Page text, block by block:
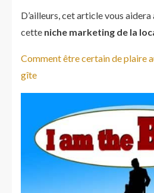
D’ailleurs, cet article vous
cette niche marketing de la
Comment être certain de plaire
gîte